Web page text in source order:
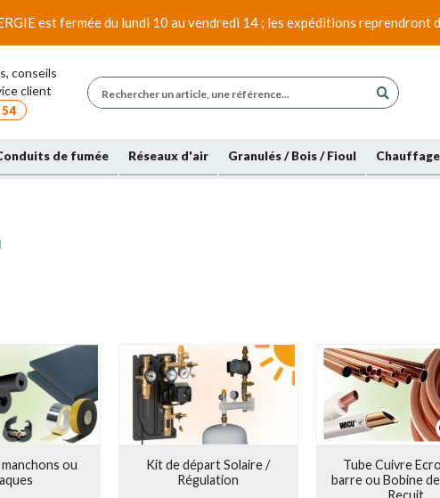
est fermée du lundi 10 au vendredi 14 ; les expéditions reprendront
conseils
client
de fumée Réseaux d'air Granulés / Bois / Fioul
ou
Kit de départ Solaire /
Régulation
Tube Cuivre
barre ou Bobine